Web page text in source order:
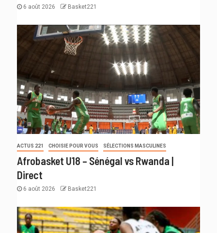
6 août 2026 Basket221
ACTUS 221 CHOISIE POUR VOUS SÉLECTIONS MASCULINES
Afrobasket U18 – Sénégal vs Rwanda |
Direct
6 août 2026 Basket221